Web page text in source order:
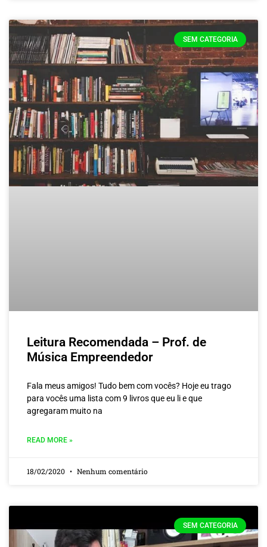
SEM CATEGORIA
Leitura Recomendada – Prof. de
Música Empreendedor
Fala meus amigos! Tudo bem com vocês? Hoje eu trago
para vocês uma lista com 9 livros que eu li e que
agregaram muito na
READ MORE »
18/02/2020 Nenhum comentário
SEM CATEGORIA